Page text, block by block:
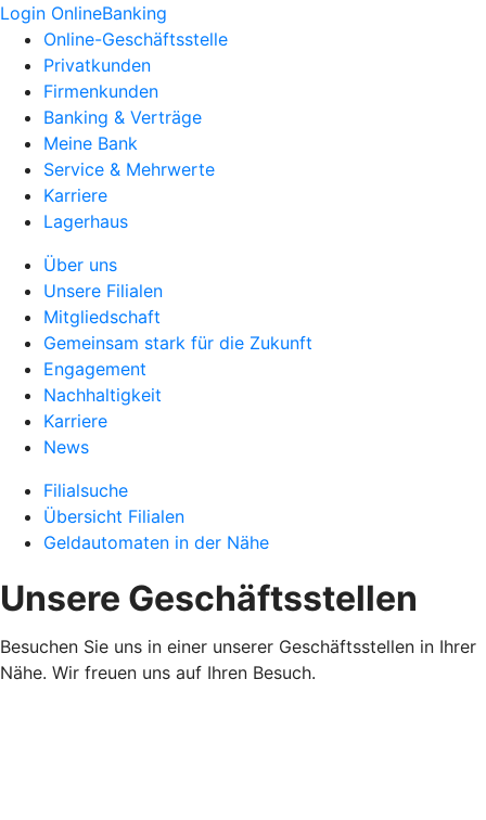
Login OnlineBanking
Online-Geschäftsstelle
Privatkunden
Firmenkunden
Banking & Verträge
Meine Bank
Service & Mehrwerte
Karriere
Lagerhaus
Über uns
Unsere Filialen
Mitgliedschaft
Gemeinsam stark für die Zukunft
Engagement
Nachhaltigkeit
Karriere
News
Filialsuche
Übersicht Filialen
Geldautomaten in der Nähe
Unsere Geschäftsstellen
Besuchen Sie uns in einer unserer Geschäftsstellen in Ihrer
Nähe. Wir freuen uns auf Ihren Besuch.